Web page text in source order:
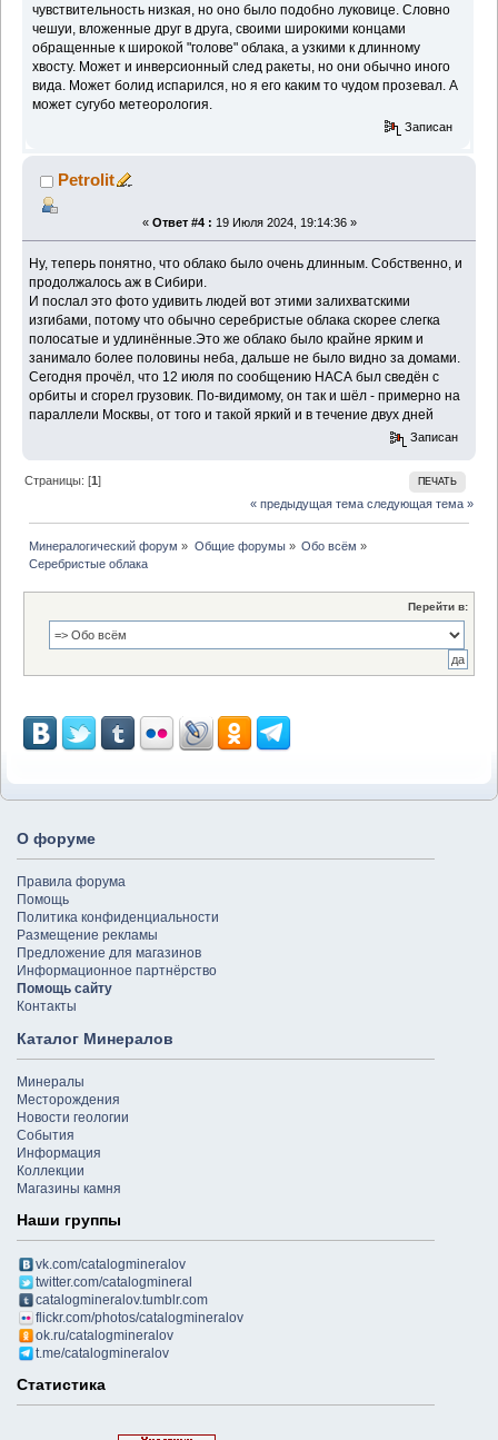
чувствительность низкая, но оно было подобно луковице. Словно
чешуи, вложенные друг в друга, своими широкими концами
обращенные к широкой "голове" облака, а узкими к длинному
хвосту. Может и инверсионный след ракеты, но они обычно иного
вида. Может болид испарился, но я его каким то чудом прозевал. А
может сугубо метеорология.
Записан
Petrolit
« Ответ #4 : 19 Июля 2024, 19:14:36 »
Ну, теперь понятно, что облако было очень длинным. Собственно, и
продолжалось аж в Сибири.
И послал это фото удивить людей вот этими залихватскими
изгибами, потому что обычно серебристые облака скорее слегка
полосатые и удлинённые.Это же облако было крайне ярким и
занимало более половины неба, дальше не было видно за домами.
Сегодня прочёл, что 12 июля по сообщению НАСА был сведён с
орбиты и сгорел грузовик. По-видимому, он так и шёл - примерно на
параллели Москвы, от того и такой яркий и в течение двух дней
Записан
ПЕЧАТЬ
Страницы: [1]
« предыдущая тема следующая тема »
Минералогический форум » Общие форумы» Обо всём »
Серебристые облака
Перейти в:
О форуме
Правила форума
Помощь
Политика конфиденциальности
Размещение рекламы
Предложение для магазинов
Информационное партнёрство
Помощь сайту
Контакты
Каталог Минералов
Минералы
Месторождения
Новости геологии
События
Информация
Коллекции
Магазины камня
Наши группы
vk.com/catalogmineralov
twitter.com/catalogmineral
catalogmineralov.tumblr.com
flickr.com/photos/catalogmineralov
ok.ru/catalogmineralov
t.me/catalogmineralov
Статистика